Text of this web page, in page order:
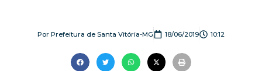
Por Prefeitura de Santa Vitória-MG 18/06/2019 10:12